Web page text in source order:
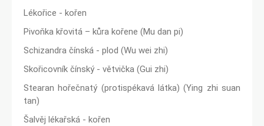
Lékořice - kořen
Pivoňka křovitá – kůra kořene (Mu dan pi)
Schizandra čínská - plod (Wu wei zhi)
Skořicovník čínský - větvička (Gui zhi)
Stearan hořečnatý (protispékavá látka) (Ying zhi suan
tan)
Šalvěj lékařská - kořen